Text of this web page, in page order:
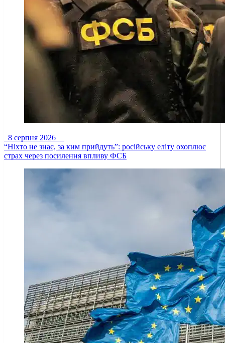
8 серпня 2026
“Ніхто не знає, за ким прийдуть”: російську еліту охоплює
страх через посилення впливу ФСБ